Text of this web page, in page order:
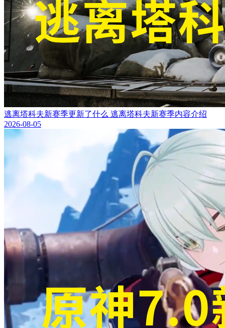
逃离塔科夫新赛季更新了什么 逃离塔科夫新赛季内容介绍
2026-08-05